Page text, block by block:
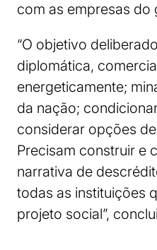
com as empresas do
“O objetivo
diplomática,
energeticamente;
da nação;
considerar opções
Precisam construir e
narrativa de
todas as instituições
projeto social”,